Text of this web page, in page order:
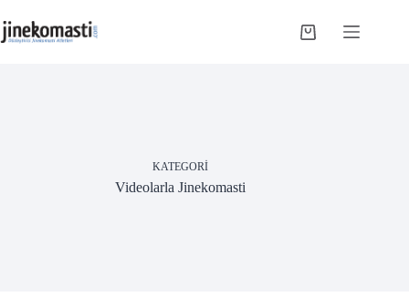
to
content
Shopping
KATEGORI
Videolarla Jinekomasti